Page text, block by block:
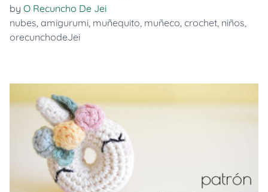
by O Recuncho De Jei
nubes, amigurumi, muñequito, muñeco, crochet, niños,
orecunchodeJei